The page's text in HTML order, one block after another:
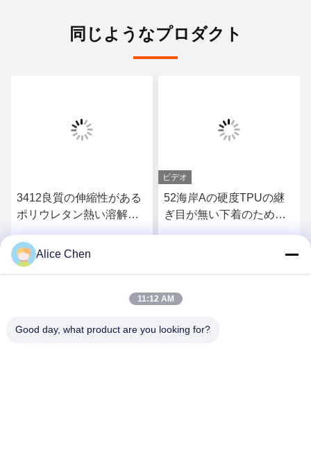
同じようなプロダクト
3412良質の伸縮性がある
ポリウレタン熱い溶解の
ビデオ
52海岸Aの硬度TPUの継
ぎ目が無い下着のための
Alice Chen
11:12 AM
Good day, what product are you looking for?